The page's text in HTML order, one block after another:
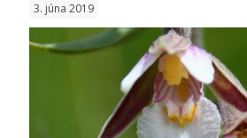
3. júna 2019